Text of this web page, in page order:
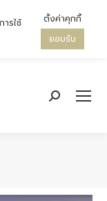
Search:
รใช้
ตั้งค่าคุกกี้
ยอมรับ